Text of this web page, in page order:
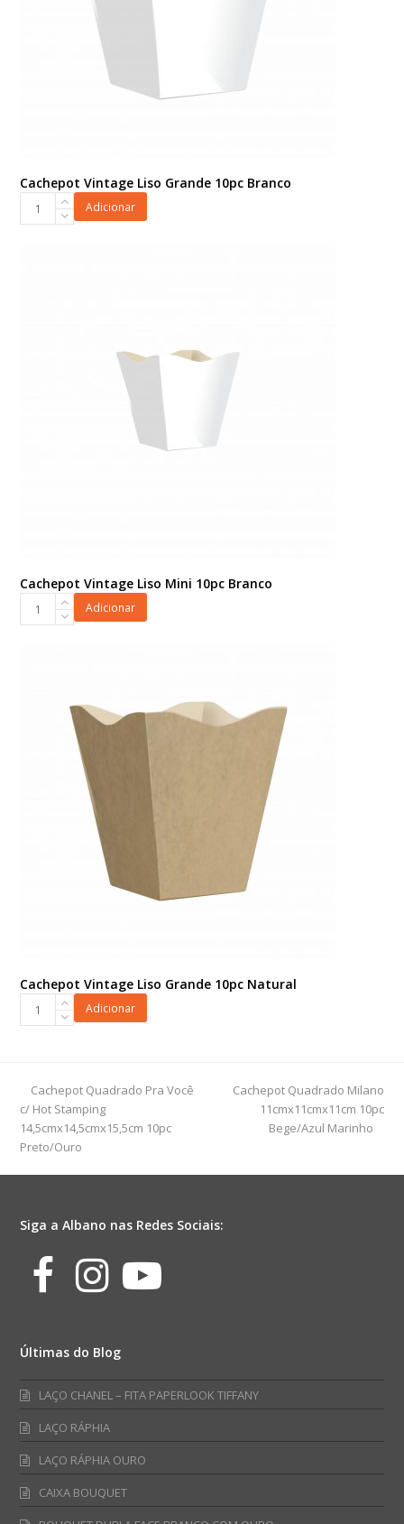
Cachepot Vintage Liso Grande 10pc Branco
Cachepot
Adicionar
Cachepot Vintage Liso Mini 10pc Branco
Cachepot
quantidade
Adicionar
Cachepot Vintage Liso Grande 10pc Natural
Cachepot
Natural
quantidade
Adicionar
previous
post:
Cachepot Quadrado Pra Você
c/ Hot Stamping
14,5cmx14,5cmx15,5cm 10pc
Preto/Ouro
next
post:
Cachepot Quadrado Milano
11cmx11cmx11cm 10pc
Bege/Azul Marinho
Siga a Albano nas Redes Sociais:
Facebook
Instagram
Youtube
Últimas do Blog
LAÇO CHANEL – FITA PAPERLOOK TIFFANY
LAÇO RÁPHIA
LAÇO RÁPHIA OURO
CAIXA BOUQUET